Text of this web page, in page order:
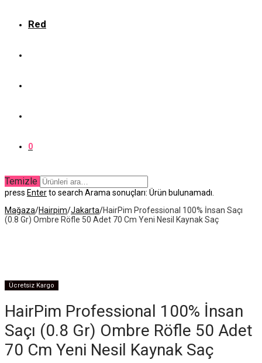
Red
0
Temizle
press Enterto search Arama sonuçları: Ürün bulunamadı.
Mağaza/Hairpim/Jakarta/HairPim Professional 100% İnsan Saçı
(0.8 Gr) Ombre Röfle 50 Adet 70 Cm Yeni Nesil Kaynak Saç
Ücretsiz Kargo
HairPim Professional 100% İnsan
Saçı (0.8 Gr) Ombre Röfle 50 Adet
70 Cm Yeni Nesil Kaynak Saç